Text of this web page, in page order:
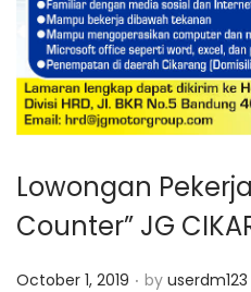
o
n
Lowongan
Counter” JG
P
October 1, 2019 . by userdm123